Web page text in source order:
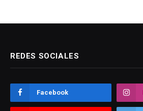
REDES SOCIALES
Facebook